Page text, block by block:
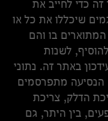
כדי לחייב את
שיכללו את כל או
בו והם
לשנות
באתר זה. נתוני
הנסיעה מתפרסמים
הדלק, צריכת
בין היתר, גם